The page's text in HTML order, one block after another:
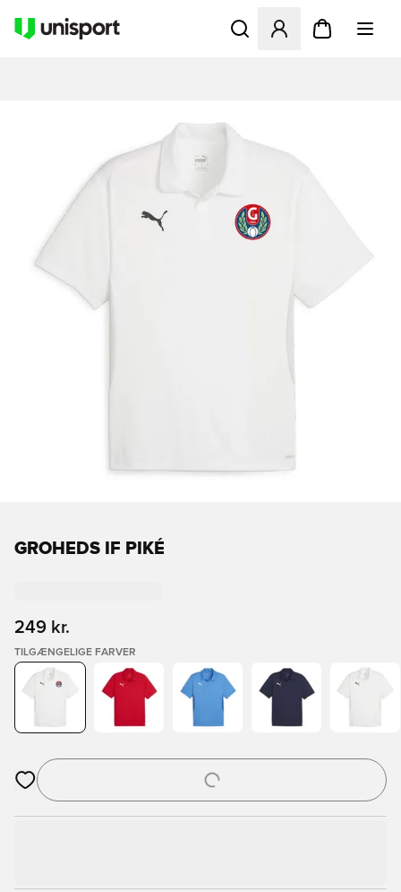
Åbner en Modal til at
GROHEDS IF PIKÉ
249 kr.
TILGÆNGELIGE FARVER
Åbner en Modal til at logge ind eller tilmelde dig som medlem